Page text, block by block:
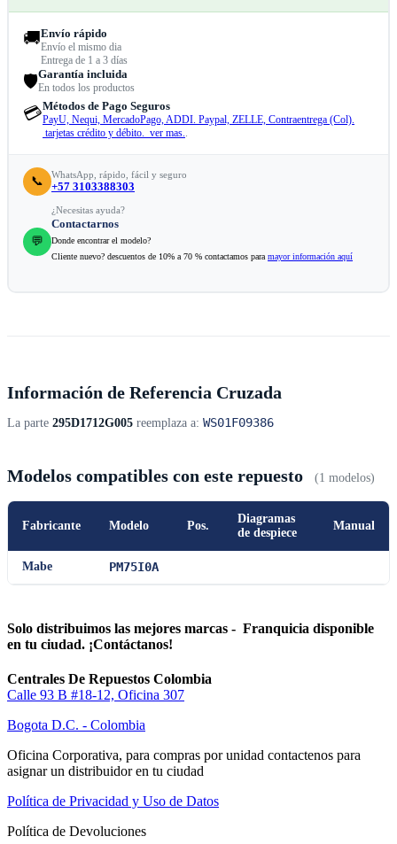
🚚Envío rápido
Envío el mismo dia
Entrega de 1 a 3 días
🛡️Garantía incluida
En todos los productos
💳Métodos de Pago Seguros
PayU, Nequi, MercadoPago, ADDI. Paypal, ZELLE, Contraentrega (Col).
tarjetas crédito y débito. ver mas..
📞 WhatsApp, rápido, fácil y seguro
+57 3103388303
💬
¿Necesitas ayuda?
Contactarnos
Donde encontrar el modelo?
Cliente nuevo? descuentos de 10% a 70 % contactamos para mayor información aquí
Información de Referencia Cruzada
La parte 295D1712G005 reemplaza a: WS01F09386
Modelos compatibles con este repuesto (1 modelos)
Fabricante Modelo Pos.
Diagramas
de despiece
Manual
Mabe PM75I0A
Solo distribuimos las mejores marcas - Franquicia disponible
en tu ciudad. ¡Contáctanos!
Centrales De Repuestos Colombia
Calle 93 B #18-12, Oficina 307
Bogota D.C. - Colombia
Oficina Corporativa, para compras por unidad contactenos para
asignar un distribuidor en tu ciudad
Política de Privacidad y Uso de Datos
Política de Devoluciones